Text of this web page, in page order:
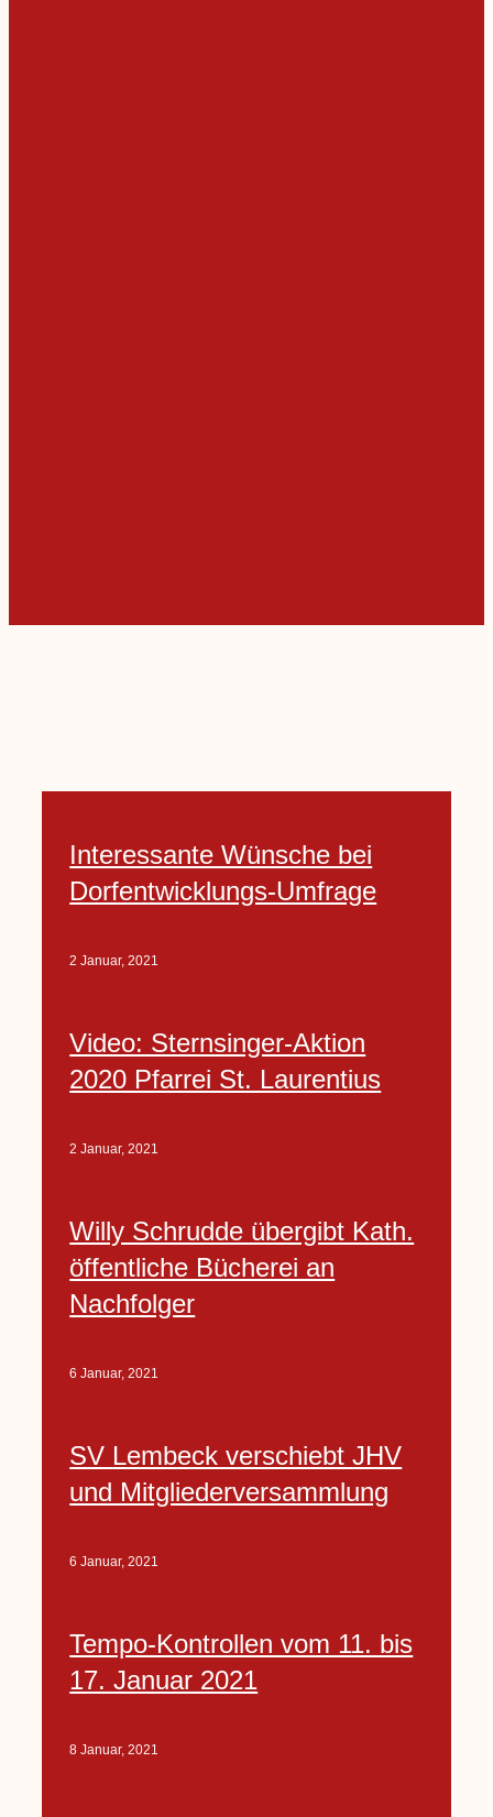
Interessante Wünsche bei
Dorfentwicklungs-Umfrage
2 Januar, 2021
Video: Sternsinger-Aktion
2020 Pfarrei St. Laurentius
2 Januar, 2021
Willy Schrudde übergibt Kath.
öffentliche Bücherei an
Nachfolger
6 Januar, 2021
SV Lembeck verschiebt JHV
und Mitgliederversammlung
6 Januar, 2021
Tempo-Kontrollen vom 11. bis
17. Januar 2021
8 Januar, 2021